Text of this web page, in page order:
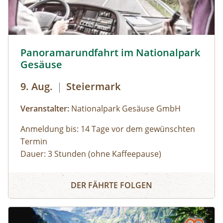
Uhr): Erwachsene: € 7,00Kinder und Jugendliche
bis 15 Jahre: € 5,00Familienkarte (max. 4
Personen): € 12,00
Panoramarundfahrt im Nationalpark
Gesäuse
9. Aug. | Steiermark
Veranstalter: Nationalpark Gesäuse GmbH
Anmeldung bis: 14 Tage vor dem gewünschten
Termin
Dauer: 3 Stunden (ohne Kaffeepause)
Gesäuse mit Nationalpark Ranger:in – wilde
Natur und besondere Orte.
Bus muss gestellt werden. Auf Wunsch ist eine
Panoramarundfahrt im Nationalpark Gesäuse
DER FÄHRTE FOLGEN